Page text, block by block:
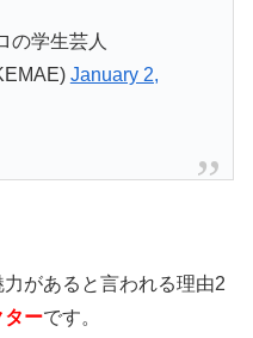
の学生芸人
January 2,
があると言われる理由2
ターです。